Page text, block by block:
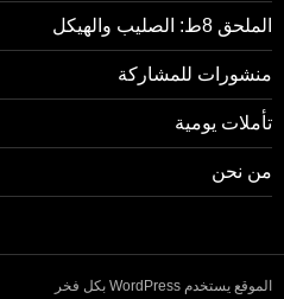
الملحق 8ط: الصليب والهيكل
منشورات للمشاركة
تأملات يومية
من نحن
الموقع يستخدم WordPress بكل فخر